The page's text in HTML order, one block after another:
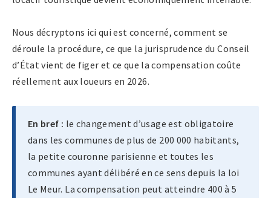
Nous décryptons ici qui est concerné, comment se
déroule la procédure, ce que la jurisprudence du Conseil
d’État vient de figer et ce que la compensation coûte
réellement aux loueurs en 2026.
En bref : le changement d’usage est obligatoire
dans les communes de plus de 200 000 habitants,
la petite couronne parisienne et toutes les
communes ayant délibéré en ce sens depuis la loi
Le Meur. La compensation peut atteindre 400 à 5